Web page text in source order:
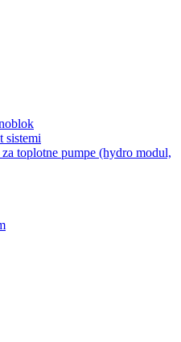
sistemi
toplotne pumpe (hydro modul,